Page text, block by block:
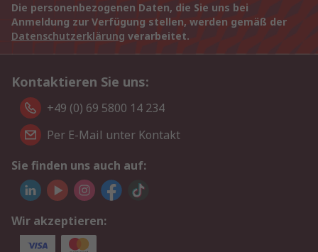
Die personenbezogenen Daten, die Sie uns bei
Anmeldung zur Verfügung stellen, werden gemäß der
Datenschutzerklärung verarbeitet.
Kontaktieren Sie uns:
+49 (0) 69 5800 14 234
Per E-Mail unter Kontakt
Sie finden uns auch auf:
Wir akzeptieren: